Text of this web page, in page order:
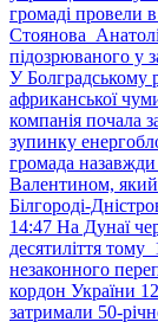
громаді провели
Стоянова
підозрюваного у
У Болградському
африканської
компанія почала
зупинку
громада
Валентином, який
Білгороді-
14:47 На Дунаї
десятиліття тому
незаконного
кордон України
затримали 50-